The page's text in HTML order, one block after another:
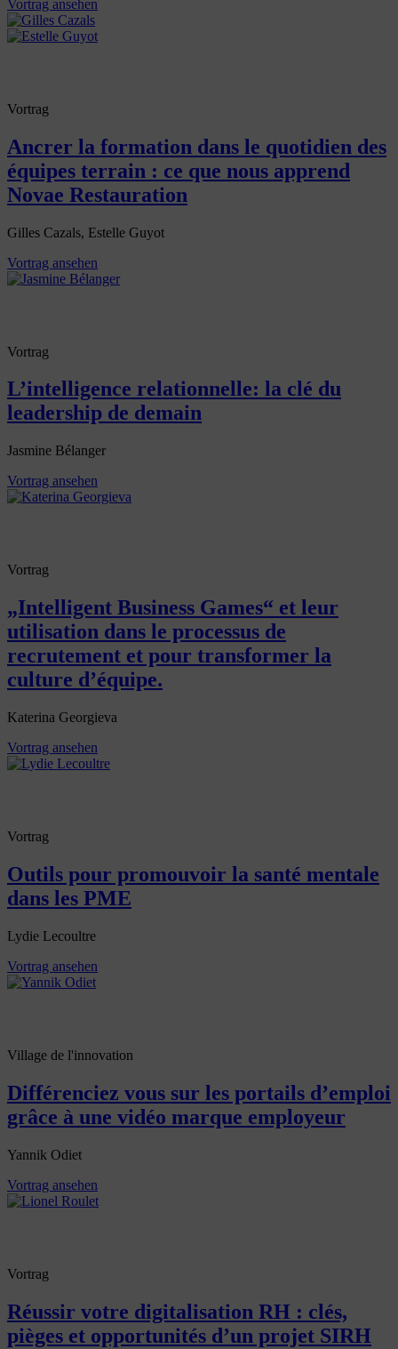
Vortrag ansehen
Vortrag
Ancrer la formation dans le quotidien des
équipes terrain : ce que nous apprend
Novae Restauration
Gilles Cazals, Estelle Guyot
Vortrag ansehen
Vortrag
L’intelligence relationnelle: la clé du
leadership de demain
Jasmine Bélanger
Vortrag ansehen
Vortrag
„Intelligent Business Games“ et leur
utilisation dans le processus de
recrutement et pour transformer la
culture d’équipe.
Katerina Georgieva
Vortrag ansehen
Vortrag
Outils pour promouvoir la santé mentale
dans les PME
Lydie Lecoultre
Vortrag ansehen
Village de l'innovation
Différenciez vous sur les portails d’emploi
grâce à une vidéo marque employeur
Yannik Odiet
Vortrag ansehen
Vortrag
Réussir votre digitalisation RH : clés,
pièges et opportunités d’un projet SIRH